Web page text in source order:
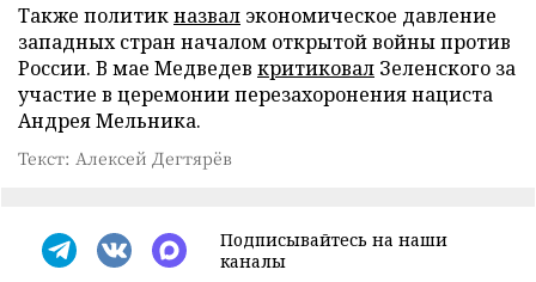
Также политикназвал экономическое давление
западных стран началом открытой войны против
России. В мае Медведев критиковал Зеленского за
участие в церемонии перезахоронения нациста
Андрея Мельника.
Текст: Алексей Дегтярёв
Подписывайтесь на наши
каналы